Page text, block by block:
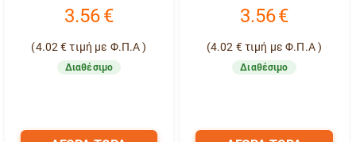
3.56€
(4.02 €τιμή με Φ.Π.Α )
Διαθέσιμο
3.56€
(4.02 €τιμή με Φ.Π.Α )
Διαθέσιμο